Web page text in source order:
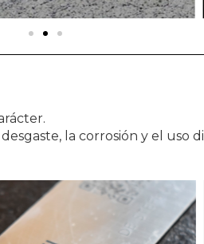
la corrosión y el uso